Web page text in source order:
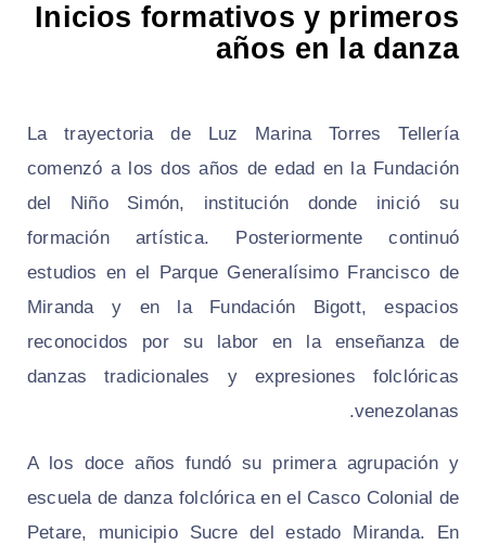
Inicios formativos y primeros
años en la danza
La trayectoria de Luz Marina Torres Tellería
comenzó a los dos años de edad en la Fundación
del Niño Simón, institución donde inició su
formación artística. Posteriormente continuó
estudios en el Parque Generalísimo Francisco de
Miranda y en la Fundación Bigott, espacios
reconocidos por su labor en la enseñanza de
danzas tradicionales y expresiones folclóricas
venezolanas.
A los doce años fundó su primera agrupación y
escuela de danza folclórica en el Casco Colonial de
Petare, municipio Sucre del estado Miranda. En